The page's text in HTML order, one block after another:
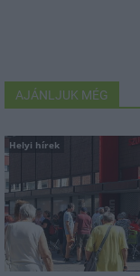
AJÁNLJUK MÉG
Helyi hírek